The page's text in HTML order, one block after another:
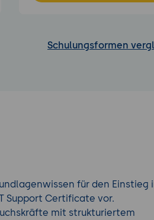
Schulungsformen
für den Einstieg
Support Certificate vor.
mit strukturiertem